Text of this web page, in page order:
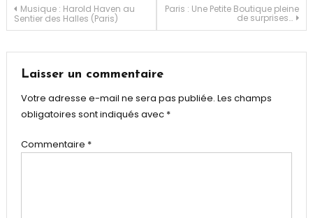
Navigation
l’article
Musique : Harold Haven au
Sentier des Halles (Paris)
Paris : Une Petite Boutique pleine
de surprises…
Laisser un commentaire
Votre adresse e-mail ne sera pas publiée. Les champs
obligatoires sont indiqués avec *
Commentaire *